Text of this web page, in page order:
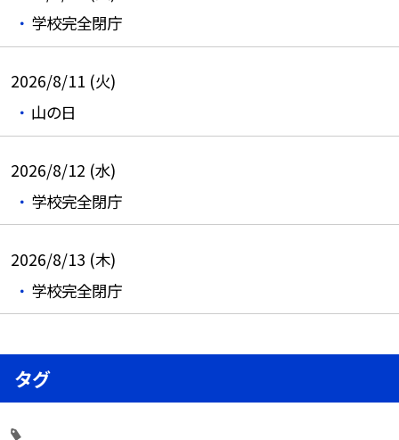
学校完全閉庁
2026/8/11 (火)
山の日
2026/8/12 (水)
学校完全閉庁
2026/8/13 (木)
学校完全閉庁
タグ